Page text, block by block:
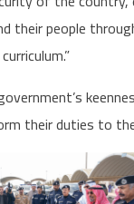
their people
their duties to